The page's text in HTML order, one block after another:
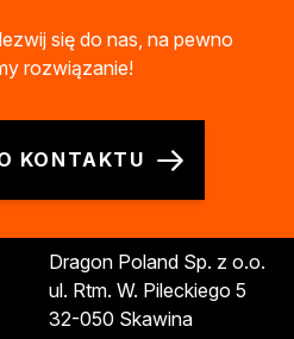
drewna
się do nas, na pewno
rozwiązanie!
KONTAKTU
Dragon Poland Sp. z o.o.
ul. Rtm. W. Pileckiego 5
32-050 Skawina